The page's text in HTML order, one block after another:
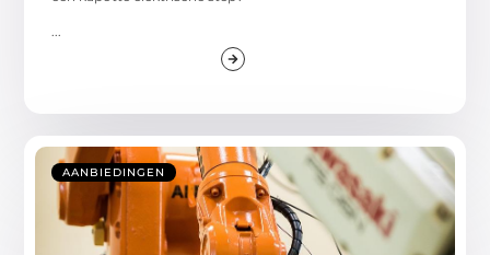
...
AANBIEDINGEN